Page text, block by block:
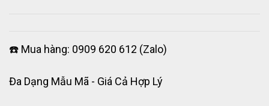
☎️ Mua hàng: 0909 620 612 (Zalo)
Đa Dạng Mẫu Mã - Giá Cả Hợp Lý